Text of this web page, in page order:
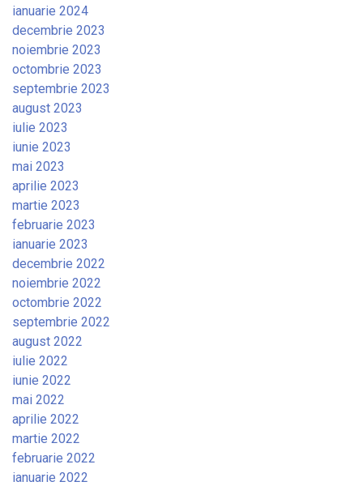
ianuarie 2024
decembrie 2023
noiembrie 2023
octombrie 2023
septembrie 2023
august 2023
iulie 2023
iunie 2023
mai 2023
aprilie 2023
martie 2023
februarie 2023
ianuarie 2023
decembrie 2022
noiembrie 2022
octombrie 2022
septembrie 2022
august 2022
iulie 2022
iunie 2022
mai 2022
aprilie 2022
martie 2022
februarie 2022
ianuarie 2022